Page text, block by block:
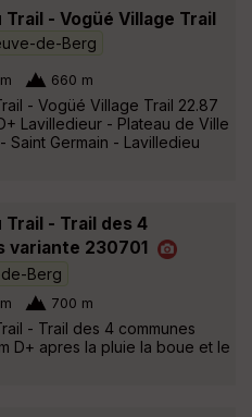
Trail - Vogüé Village Trail
de-Berg
660 m
- Vogüé Village Trail 22.87
Lavilledieur - Plateau de Ville
Germain - Lavilledieu
Trail - Trail des 4
variante 230701
Berg
700 m
- Trail des 4 communes
D+ apres la pluie la boue et le